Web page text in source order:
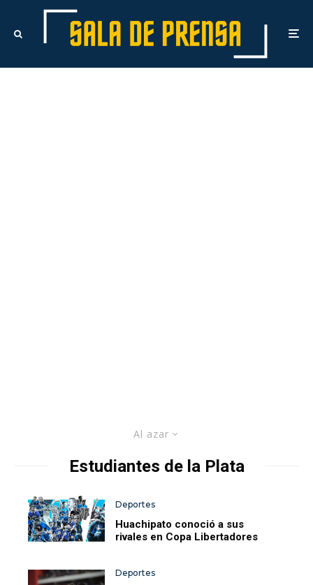
Al azar
Estudiantes de la Plata
Deportes
Huachipato conoció a sus
rivales en Copa Libertadores
Deportes